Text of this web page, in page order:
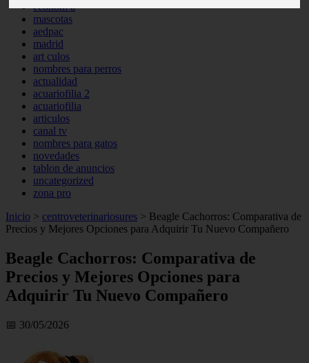
econom a
mascotas
aedpac
madrid
art culos
nombres para perros
actualidad
acuariofilia 2
acuariofilia
articulos
canal tv
nombres para gatos
novedades
tablon de anuncios
uncategorized
zona pro
Inicio > centroveterinariosures > Beagle Cachorros: Comparativa de
Precios y Mejores Opciones para Adquirir Tu Nuevo Compañero
Beagle Cachorros: Comparativa de
Precios y Mejores Opciones para
Adquirir Tu Nuevo Compañero
📅 30/05/2026